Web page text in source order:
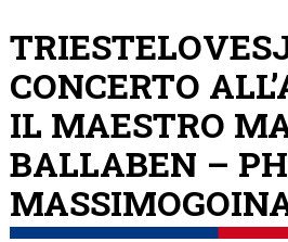
CONCERTO
IL MAESTRO
BALLABEN – PH